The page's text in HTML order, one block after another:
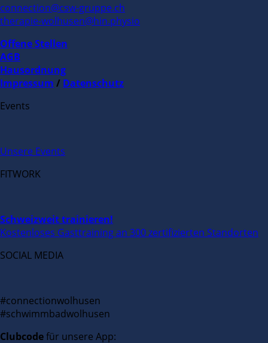
connection@csw-gruppe.ch
therapie-wolhusen@hin.physio
Offene Stellen
AGB
Hausordnung
Impressum / Datenschutz
Events
Unsere Events
FITWORK
Schweizweit trainieren!
Kostenloses Gasttraining an 300 zertifizierten Standorten
SOCIAL MEDIA
#connectionwolhusen
#schwimmbadwolhusen
Clubcodefür unsere App: